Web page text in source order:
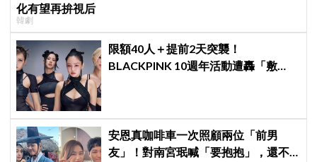
化有望再拚視后
韓劇
限額40人＋提前2天突襲！
BLACKPINK 10週年活動遭轟「敷
安恩真咖啡車一次照顧兩位「前男
友」！對南宮珉喊「要抱抱」，還不